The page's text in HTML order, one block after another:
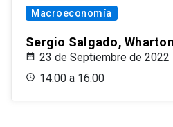
Macroeconomía
Sergio Salgado,
23 de Septiembre de 2022
14:00 a 16:00